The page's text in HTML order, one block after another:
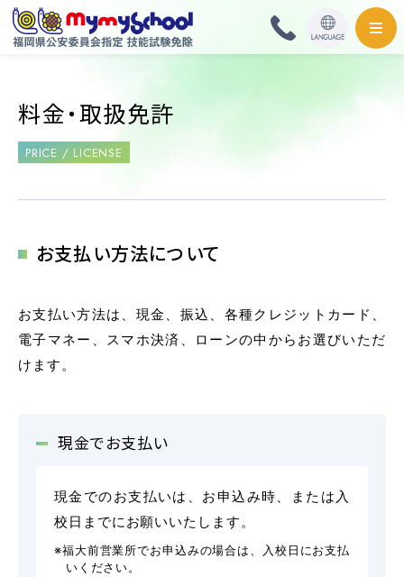
料金・取扱免許
普通自動車
準中型自動車
普通自動車 第二種
受験資格特例教習
ペーパードライバー講習
ペーパーライダー講習
料金・取扱免許
PRICE / LICENSE
お支払い方法について
お支払い方法は、現金、振込、各種クレジットカード、
電子マネー、スマホ決済、ローンの中からお選びいただ
けます。
現金でお支払い
現金でのお支払いは、お申込み時、または入
校日までにお願いいたします。
※福大前営業所でお申込みの場合は、入校日にお支払
いください。